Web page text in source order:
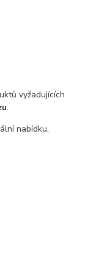
vyžadujících
.
nabídku,